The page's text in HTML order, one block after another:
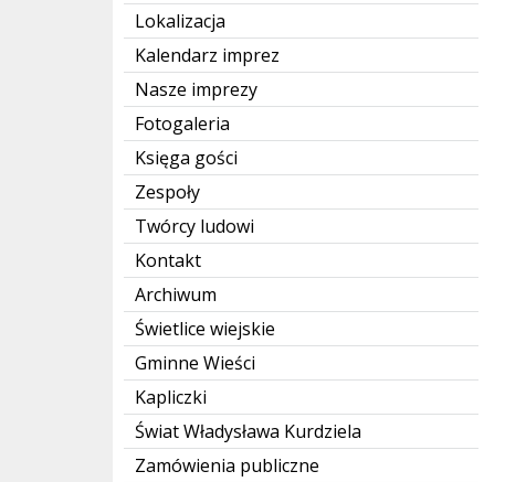
Lokalizacja
Kalendarz imprez
Nasze imprezy
Fotogaleria
Księga gości
Zespoły
Twórcy ludowi
Kontakt
Archiwum
Świetlice wiejskie
Gminne Wieści
Kapliczki
Świat Władysława Kurdziela
Zamówienia publiczne